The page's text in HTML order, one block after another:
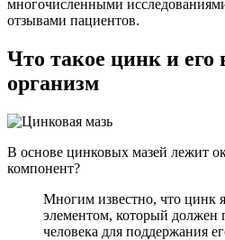
многочисленными
отзывами пациентов.
Что такое цинк и его
организм
В основе цинковых мазей лежит
компонент?
Многим известно, что цинк
элементом, который должен
человека для поддержания